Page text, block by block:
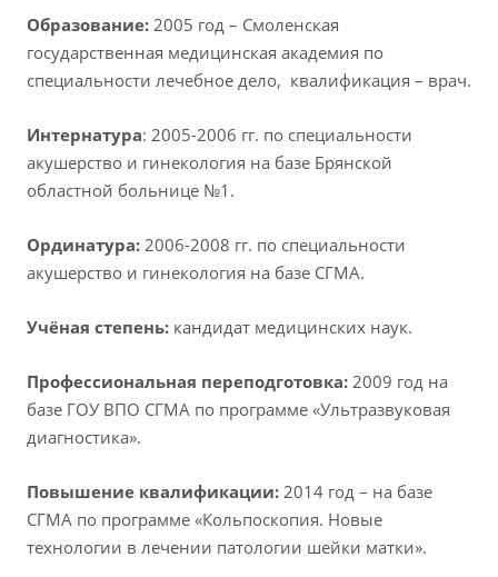
Образование: 2005 год – Cмоленская
государственная медицинская академия по
специальности лечебное дело, квалификация – врач.
Интернатура: 2005-2006 гг. по специальности
акушерство и гинекология на базе Брянской
областной больнице №1.
Ординатура: 2006-2008 гг. по специальности
акушерство и гинекология на базе СГМА.
Учёная степень: кандидат медицинских наук.
Профессиональная переподготовка: 2009 год на
базе ГОУ ВПО СГМА по программе «Ультразвуковая
диагностика».
Повышение квалификации: 2014 год – на базе
СГМА по программе «Кольпоскопия. Новые
технологии в лечении патологии шейки матки».